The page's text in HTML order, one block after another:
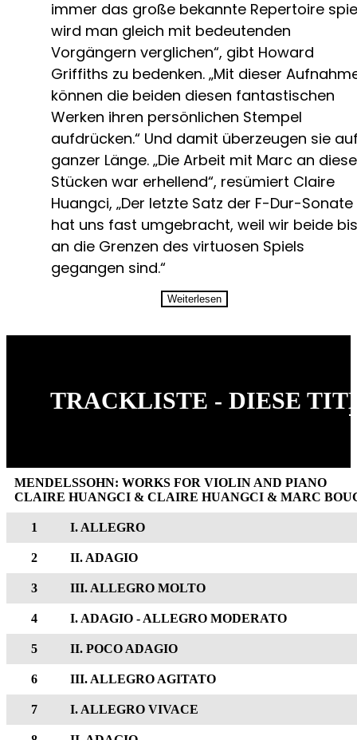
immer das große bekannte Repertoire
wird man gleich mit bedeutenden
Vorgängern verglichen“, gibt Howard
Griffiths zu bedenken. „Mit dieser
können die beiden diesen fantastischen
Werken ihren persönlichen Stempel
aufdrücken.“ Und damit überzeugen sie
ganzer Länge. „Die Arbeit mit Marc an
Stücken war erhellend“, resümiert Claire
Huangci, „Der letzte Satz der F-Dur-Sonate
hat uns fast umgebracht, weil wir beide bis
an die Grenzen des virtuosen Spiels
gegangen sind.“
Weiterlesen
TRACKLISTE - DIESE
MENDELSSOHN: WORKS FOR VIOLIN AND PIANO
CLAIRE HUANGCI & CLAIRE HUANGCI & MARC
1 I. ALLEGRO
2 II. ADAGIO
3 III. ALLEGRO MOLTO
4 I. ADAGIO - ALLEGRO MODERATO
5 II. POCO ADAGIO
6 III. ALLEGRO AGITATO
7 I. ALLEGRO VIVACE